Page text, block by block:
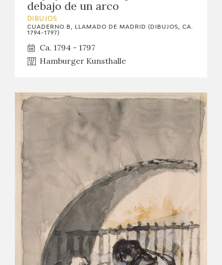
debajo de un arco
DIBUJOS
CUADERNO B, LLAMADO DE MADRID (DIBUJOS, CA.
1794-1797)
Ca. 1794 - 1797
Hamburger Kunsthalle